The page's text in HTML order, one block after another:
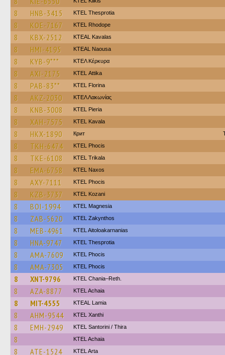
8 HNB-3415 KTEL Thesprotia
8 KOE-7167 KTEL Rhodope
8 KBX-2512 KTEAL Kavalas
8 HMI-4195 KTEAL Naousa
8 KYB-9*** ΚΤΕΛ Κέρκυρα
8 AXI-2175 KΤΕL Αttika
8 PAB-83** KTEL Florina
8 AKZ-2030 ΚΤΕΛ Λακωνίας
8 KNB-3008 KTEL Pieria
8 XAH-7575 KTEL Kavala
8 HKX-1890 Крит
8 TKH-6474 ΚΤΕL Phocis
8 TKE-6108 ΚΤΕL Τrikala
8 EMA-6758 KTEL Naxos
8 AXY-7111 ΚΤΕL Phocis
8 KZB-3737 ΚΤΕL Kozani
8 BOI-1994 ΚΤΕL Magnesia
8 ZAB-5620 KTEL Zakynthos
8 MEB-4961 KTEL Aitoloakarnanias
8 HNA-9747 KTEL Thesprotia
8 AMA-7609 ΚΤΕL Phocis
8 AMA-7305 ΚΤΕL Phocis
8 XNT-9796 KTEL Chania–Reth.
8 AZA-8877 KTEL Achaia
8 MIT-4555 KTEAL Lamia
8 AHM-9544 KTEL Xanthi
8 EMH-2949 KTEL Santorini / Thira
8 KTEL Achaia
8 ATE-1524 KTEL Arta